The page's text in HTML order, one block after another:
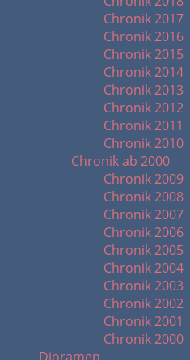
Chronik 2017
Chronik 2016
Chronik 2015
Chronik 2014
Chronik 2013
Chronik 2012
Chronik 2011
Chronik 2010
Chronik ab 2000
Chronik 2009
Chronik 2008
Chronik 2007
Chronik 2006
Chronik 2005
Chronik 2004
Chronik 2003
Chronik 2002
Chronik 2001
Chronik 2000